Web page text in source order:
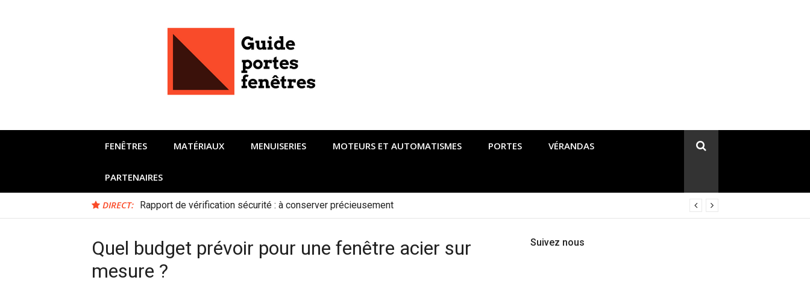
FENÊTRES MATÉRIAUX MENUISERIES MOTEURS ET AUTOMATISMES PORTES VÉRANDAS
PARTENAIRES
DIRECT: Rapport de vérification sécurité : à conserver précieusement
Quel budget prévoir pour une fenêtre acier sur
mesure ?
Suivez nous